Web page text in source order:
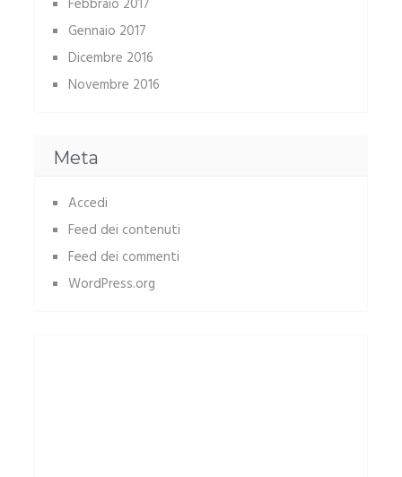
Febbraio 2017
Gennaio 2017
Dicembre 2016
Novembre 2016
Meta
Accedi
Feed dei contenuti
Feed dei commenti
WordPress.org